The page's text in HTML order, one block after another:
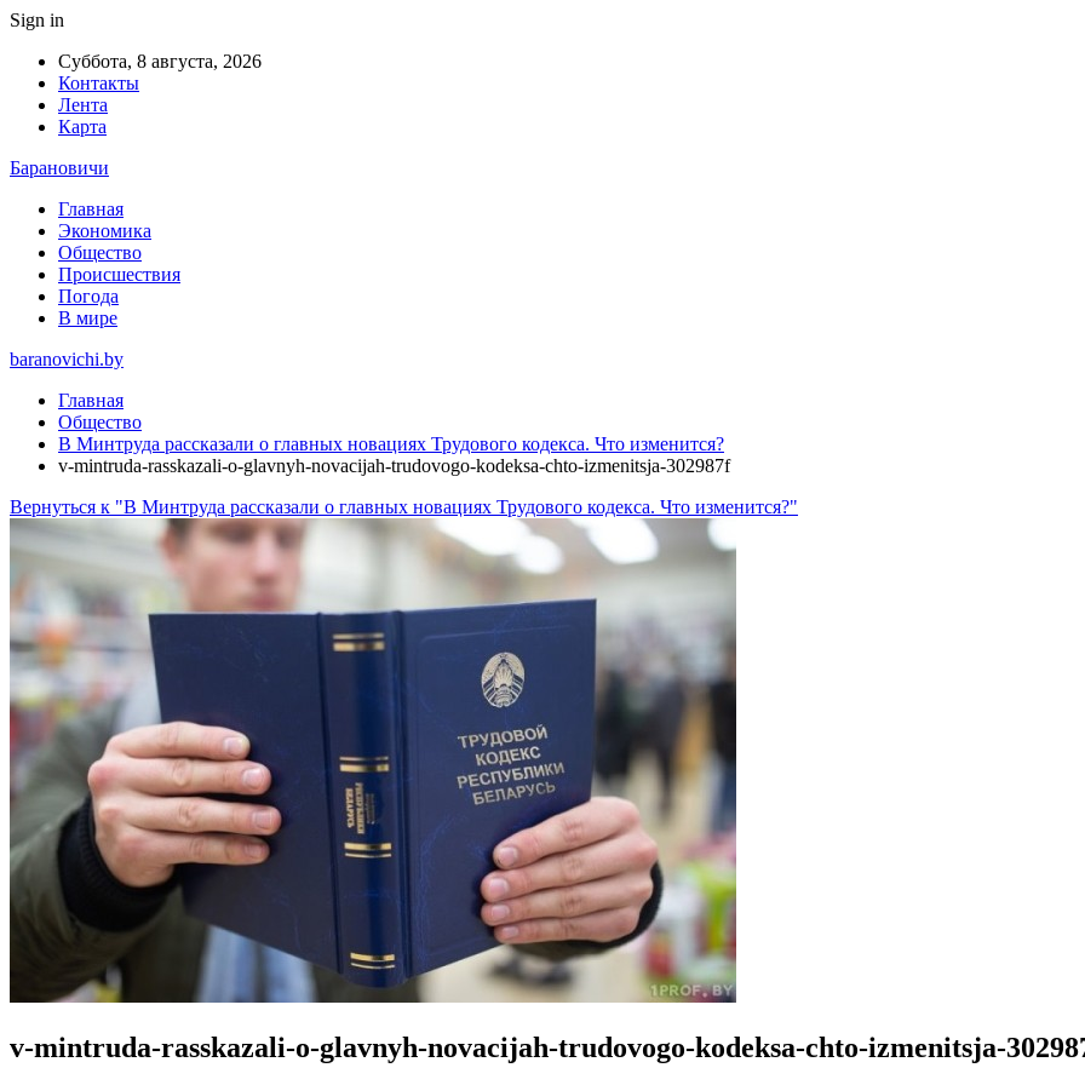
Sign in
Суббота, 8 августа, 2026
Контакты
Лента
Карта
Барановичи
Главная
Экономика
Общество
Происшествия
Погода
В мире
baranovichi.by
Главная
Общество
В Минтруда рассказали о главных новациях Трудового кодекса. Что изменится?
v-mintruda-rasskazali-o-glavnyh-novacijah-trudovogo-kodeksa-chto-izmenitsja-302987f
Вернуться к "В Минтруда рассказали о главных новациях Трудового кодекса. Что изменится?"
v-mintruda-rasskazali-o-glavnyh-novacijah-trudovogo-kodeksa-chto-izmenitsja-